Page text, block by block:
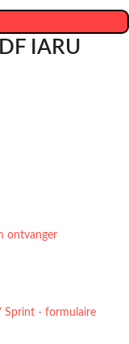
IARU
ontvanger
Sprint - formulaire